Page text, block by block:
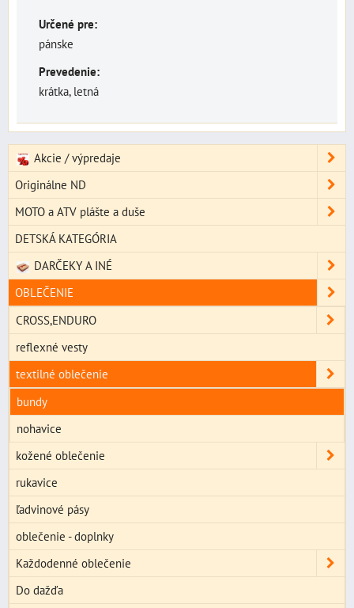
Určené pre:
pánske
Prevedenie:
krátka, letná
Akcie / výpredaje
Originálne ND
MOTO a ATV plášte a duše
DETSKÁ KATEGÓRIA
DARČEKY A INÉ
OBLEČENIE
CROSS,ENDURO
reflexné vesty
textilné oblečenie
bundy
nohavice
kožené oblečenie
rukavice
ľadvinové pásy
oblečenie - doplnky
Každodenné oblečenie
Do dažďa